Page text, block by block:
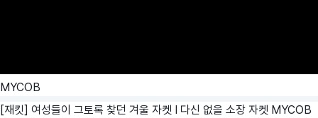
MYCOB
[재킷] 여성들이 그토록 찾던 겨울 자켓 I 다신 없을 소장 자켓 MYCOB